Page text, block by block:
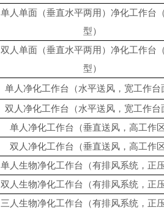
单人单面（垂直水平两用）净化工作台
型）
双人单面（垂直水平两用）净化工作台
型）
单人净化工作台（水平送风，宽工作台
双人净化工作台（水平送风，宽工作台
单人净化工作台（垂直送风，高工作区
双人净化工作台（垂直送风，高工作区
单人生物净化工作台（有排风系统，正压
双人生物净化工作台（有排风系统，正压
三人生物净化工作台（有排风系统，正压